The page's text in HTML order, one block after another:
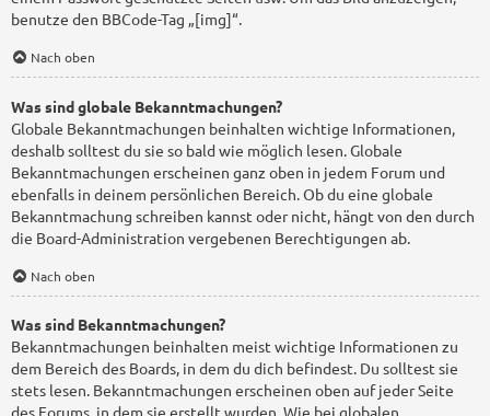
benutze den BBCode-Tag „[img]“.
Nach oben
Was sind globale Bekanntmachungen?
Globale Bekanntmachungen beinhalten wichtige Informationen,
deshalb solltest du sie so bald wie möglich lesen. Globale
Bekanntmachungen erscheinen ganz oben in jedem Forum und
ebenfalls in deinem persönlichen Bereich. Ob du eine globale
Bekanntmachung schreiben kannst oder nicht, hängt von den durch
die Board-Administration vergebenen Berechtigungen ab.
Nach oben
Was sind Bekanntmachungen?
Bekanntmachungen beinhalten meist wichtige Informationen zu
dem Bereich des Boards, in dem du dich befindest. Du solltest sie
stets lesen. Bekanntmachungen erscheinen oben auf jeder Seite
des Forums, in dem sie erstellt wurden. Wie bei globalen